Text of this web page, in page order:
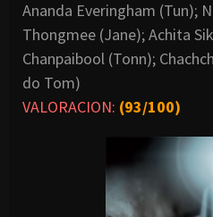
Ananda Everingham (Tun);
Thongmee (Jane); Achita
Chanpaibool (Tonn);
do Tom)
VALORACION: (93/100)